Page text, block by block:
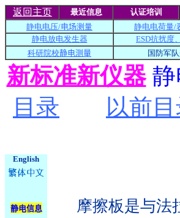
返回主页 最近信息 认证培训
静电电压/电场测量 静电电荷量/
静电放电发生器
ESD抗扰度
科研院校静电测量 国防军队
新标准新仪器
目录
以前
English
静电信息
摩擦板是与法